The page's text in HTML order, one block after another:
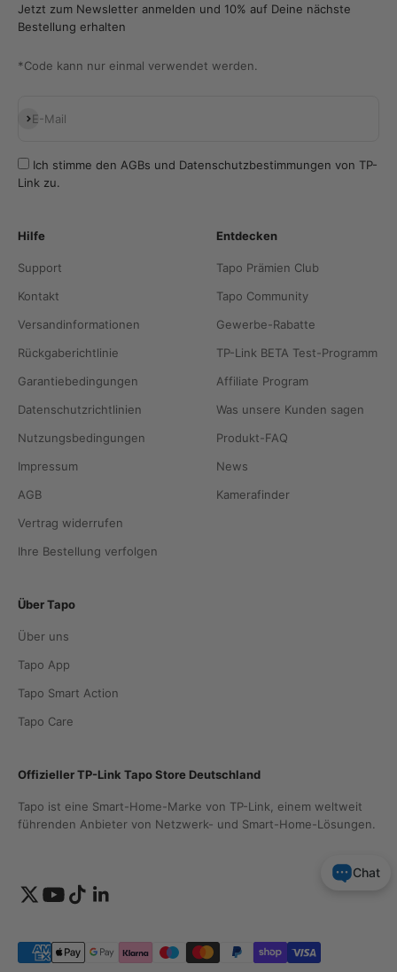
Jetzt zum Newsletter anmelden und 10% auf Deine nächste
Bestellung erhalten
*Code kann nur einmal verwendet werden.
E-Mail
Abonnieren
Ich stimme den AGBs und Datenschutzbestimmungen von TP-
Link zu.
Hilfe
Support
Kontakt
Versandinformationen
Rückgaberichtlinie
Garantiebedingungen
Datenschutzrichtlinien
Nutzungsbedingungen
Impressum
AGB
Vertrag widerrufen
Ihre Bestellung verfolgen
Entdecken
Tapo Prämien Club
Tapo Community
Gewerbe-Rabatte
TP-Link BETA Test-Programm
Affiliate Program
Was unsere Kunden sagen
Produkt-FAQ
News
Kamerafinder
Über Tapo
Über uns
Tapo App
Tapo Smart Action
Tapo Care
Offizieller TP-Link Tapo Store Deutschland
Tapo ist eine Smart-Home-Marke von TP-Link, einem weltweit
führenden Anbieter von Netzwerk- und Smart-Home-Lösungen.
Chat